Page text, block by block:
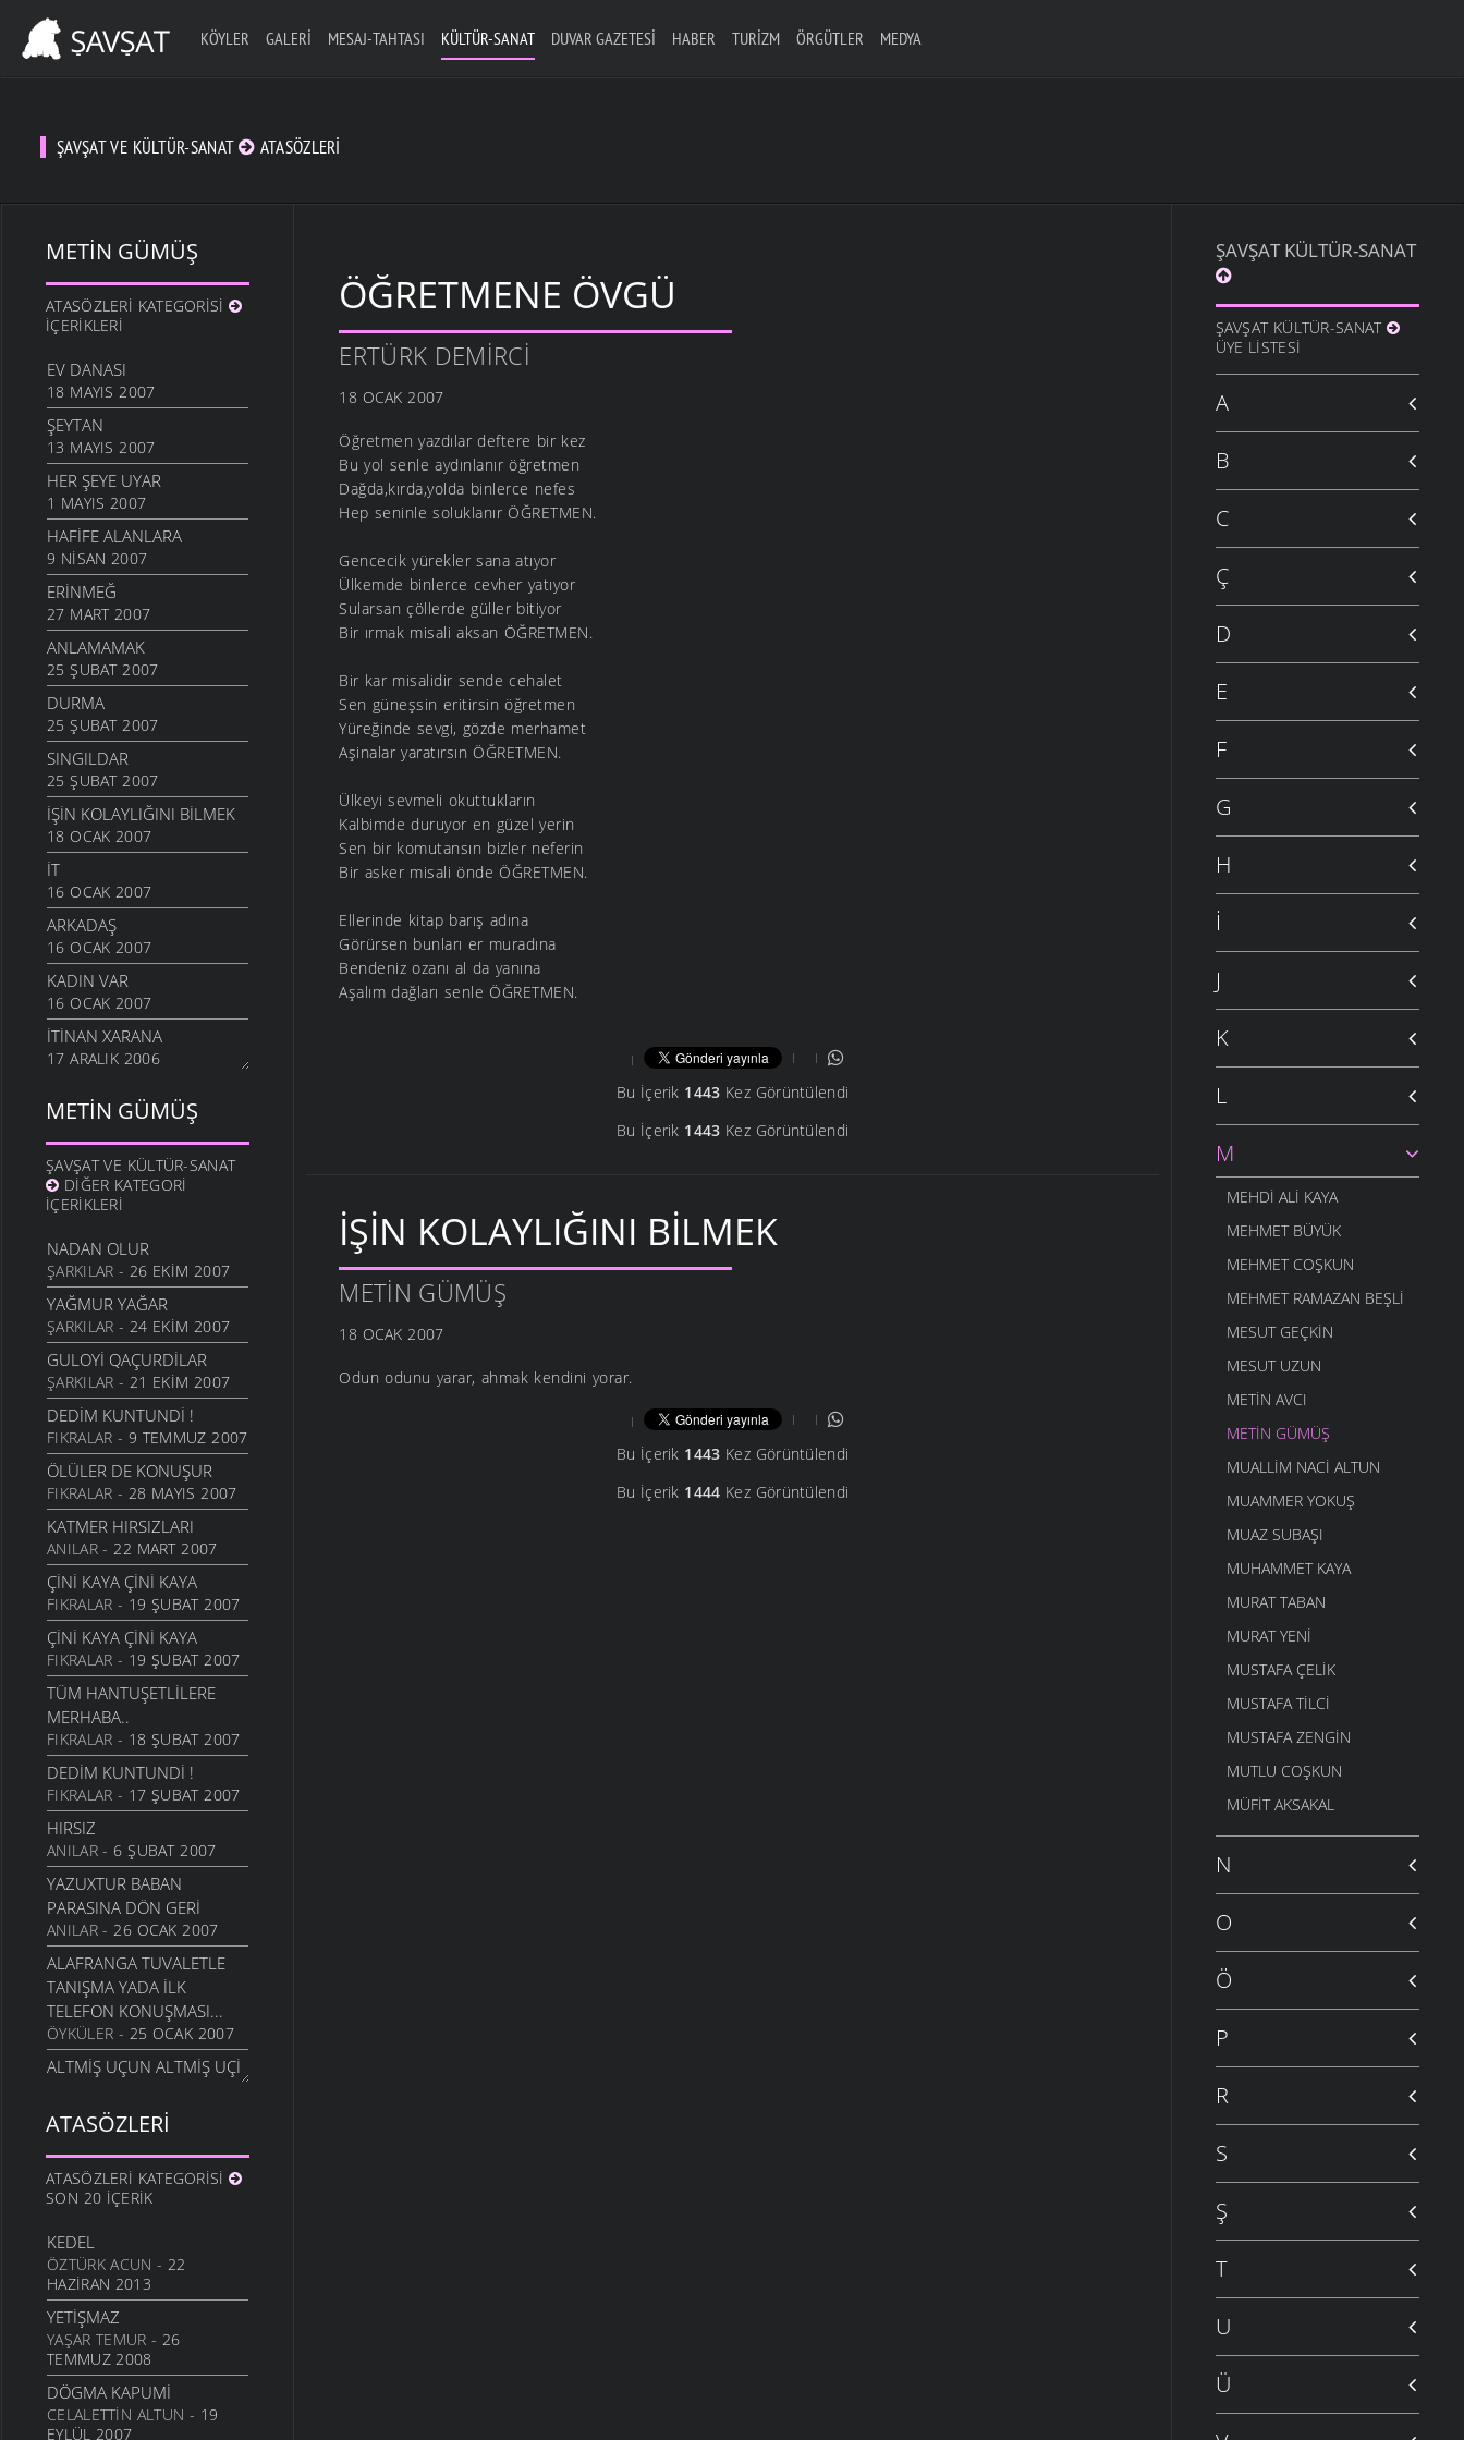
KÖYLER GALERI MESAJ-TAHTASI KÜLTÜR-SANAT DUVAR GAZETESI HABER TURIZM ÖRGÜTLER MEDYA
ŞAVŞAT VE KÜLTÜR-SANAT ATASÖZLERI
METIN GÜMÜŞ
ATASÖZLERI KATEGORISI
İÇERIKLERI
EV DANASI
18 MAYIS 2007
ŞEYTAN
13 MAYIS 2007
HER ŞEYE UYAR
1 MAYIS 2007
HAFIFE ALANLARA
9 NISAN 2007
ERINMEĞ
27 MART 2007
ANLAMAMAK
25 ŞUBAT 2007
DURMA
25 ŞUBAT 2007
SINGILDAR
25 ŞUBAT 2007
İŞIN KOLAYLIĞINI BILMEK
18 OCAK 2007
İT
16 OCAK 2007
ARKADAŞ
16 OCAK 2007
KADIN VAR
16 OCAK 2007
İTINAN XARANA
17 ARALIK 2006
METIN GÜMÜŞ
ŞAVŞAT VE KÜLTÜR-SANAT
DIĞER KATEGORI
İÇERIKLERI
NADAN OLUR
ŞARKILAR - 26 EKIM 2007
YAĞMUR YAĞAR
ŞARKILAR - 24 EKIM 2007
GULOYI QAÇURDILAR
ŞARKILAR - 21 EKIM 2007
DEDIM KUNTUNDI !
FIKRALAR - 9 TEMMUZ 2007
ÖLÜLER DE KONUŞUR
FIKRALAR - 28 MAYIS 2007
KATMER HIRSIZLARI
ANILAR- 22 MART 2007
ÇİNİ KAYA ÇİNİ KAYA
FIKRALAR - 19 ŞUBAT 2007
ÇİNİ KAYA ÇİNİ KAYA
FIKRALAR - 19 ŞUBAT 2007
TÜM HANTUŞETLILERE
MERHABA..
FIKRALAR - 18 ŞUBAT 2007
DEDIM KUNTUNDI !
FIKRALAR - 17 ŞUBAT 2007
HIRSIZ
ANILAR- 6 ŞUBAT 2007
YAZUXTUR BABAN
PARASINA DÖN GERİ
ANILAR- 26 OCAK 2007
ALAFRANGA TUVALETLE
TANIŞMA YADA İLK
TELEFON KONUŞMASI...
ÖYKÜLER - 25 OCAK 2007
ALTMİŞ UÇUN ALTMİŞ UÇİ
FIKRALAR - 14 OCAK 2007
ANILAR- 14 OCAK 2007
ŞAVŞET KARISI
HOTO EMİ
FIKRALAR - 12 OCAK 2007
ENİŞ YOKUŞ AĞAC TAŞ
FIKRALAR- 5 OCAK 2007
ZENGİNININ DA PAXIRININ
DA....
FIKRALAR- 26 ARALIK 2006
ATASÖZLERI
ATASÖZLERI KATEGORISI
SON 20 İÇERIK
KEDEL
ÖZTÜRK ACUN - 22
HAZIRAN 2013
YETIŞMAZ
YAŞAR TEMUR - 26
TEMMUZ 2008
DÖGMA KAPUMI
CELALETTIN ALTUN - 19
EYLÜL 2007
ÖĞRETMENE ÖVGÜ
ERTÜRK DEMIRCI
18 OCAK 2007
Öğretmen yazdılar deftere bir kez
Bu yol senle aydınlanır öğretmen
Dağda,kırda,yolda binlerce nefes
Hep seninle soluklanır ÖĞRETMEN.
Gencecik yürekler sana atıyor
Ülkemde binlerce cevher yatıyor
Sularsan çöllerde güller bitiyor
Bir ırmak misali aksan ÖĞRETMEN.
Bir kar misalidir sende cehalet
Sen güneşsin eritirsin öğretmen
Yüreğinde sevgi, gözde merhamet
Aşinalar yaratırsın ÖĞRETMEN.
Ülkeyi sevmeli okuttukların
Kalbimde duruyor en güzel yerin
Sen bir komutansın bizler neferin
Bir asker misali önde ÖĞRETMEN.
Ellerinde kitap barış adına
Görürsen bunları er muradına
Bendeniz ozanı al da yanına
Aşalım dağları senle ÖĞRETMEN.
Bu İçerik 1443 Kez Görüntülendi
Bu İçerik 1443 Kez Görüntülendi
İŞIN KOLAYLIĞINI BILMEK
METIN GÜMÜŞ
18 OCAK 2007
Odun odunu yarar, ahmak kendini yorar.
Bu İçerik 1443 Kez Görüntülendi
Bu İçerik 1444 Kez Görüntülendi
ŞAVŞAT KÜLTÜR-SANAT
ŞAVŞAT KÜLTÜR-SANAT
ÜYE LISTESI
A
B
C
Ç
D
E
F
G
H
İ
J
K
L
M
MEHDI ALI KAYA
MEHMET BÜYÜK
MEHMET COŞKUN
MEHMET RAMAZAN BEŞLI
MESUT GEÇKIN
MESUT UZUN
METIN AVCI
METIN GÜMÜŞ
MUALLIM NACI ALTUN
MUAMMER YOKUŞ
MUAZ SUBAŞI
MUHAMMET KAYA
MURAT TABAN
MURAT YENI
MUSTAFA ÇELIK
MUSTAFA TILCI
MUSTAFA ZENGIN
MUTLU COŞKUN
MÜFIT AKSAKAL
N
O
Ö
P
R
S
Ş
T
U
Ü